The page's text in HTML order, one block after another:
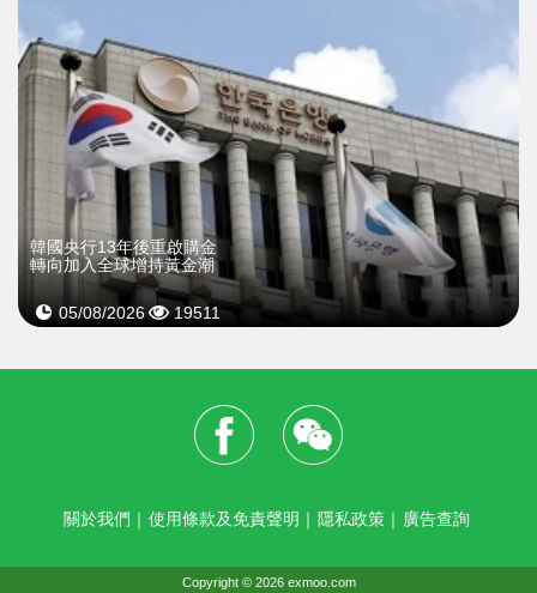
韓國央行13年後重啟購金
轉向加入全球增持黃金潮
05/08/2026 19511
關於我們 ｜ 使用條款及免責聲明 ｜ 隱私政策 ｜ 廣告查詢
Copyright © 2026 exmoo.com